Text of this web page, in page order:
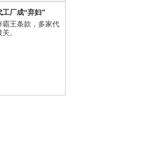
工厂成“弃妇”
霸王条款，多家代
。